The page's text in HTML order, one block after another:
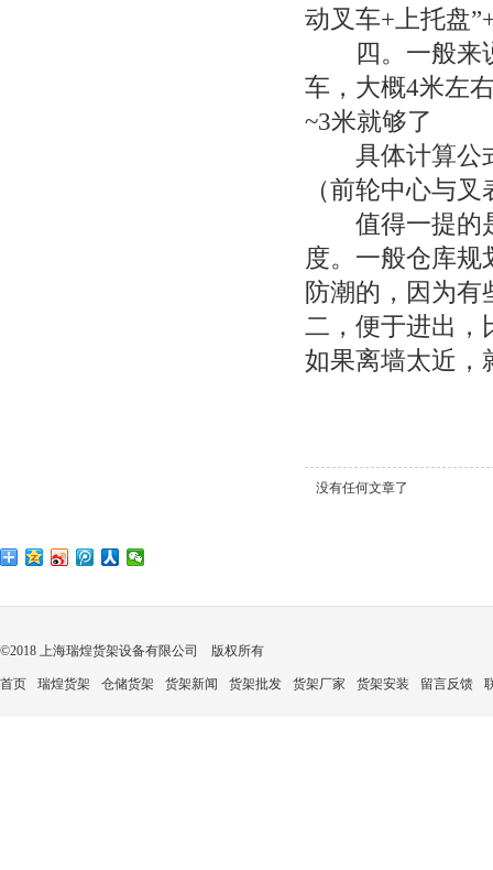
动叉车+上托盘
四。一般来说
车，大概4米左
~3米就够了
具体计算公式
（前轮中心与
值得一提的是
度。一般仓库规
防潮的，因为有
二，便于进出，
如果离墙太近，
没有任何文章了
©2018 上海瑞煌货架设备有限公司 版权所有
首页 瑞煌货架 仓储货架 货架新闻 货架批发 货架厂家 货架安装 留言反馈